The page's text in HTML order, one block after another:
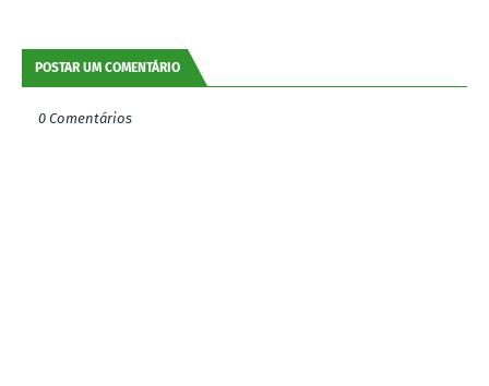
POSTAR UM COMENTÁRIO
0 Comentários